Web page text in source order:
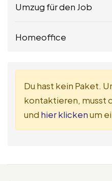
Umzug für den Job
Homeoffice
Du hast kein Paket.
kontaktieren, musst
und hier klickenum